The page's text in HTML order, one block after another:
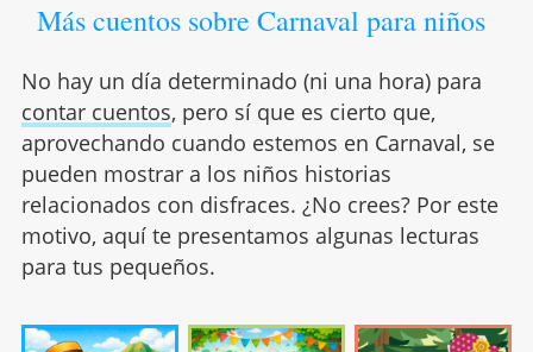
Más cuentos sobre Carnaval para niños
No hay un día determinado (ni una hora) para
contar cuentos, pero sí que es cierto que,
aprovechando cuando estemos en Carnaval, se
pueden mostrar a los niños historias
relacionados con disfraces. ¿No crees? Por este
motivo, aquí te presentamos algunas lecturas
para tus pequeños.